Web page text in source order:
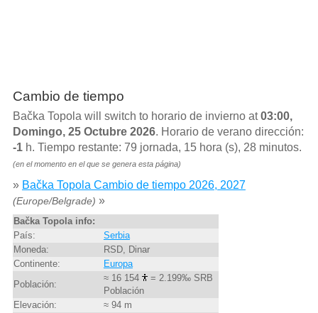
Cambio de tiempo
Bačka Topola will switch to horario de invierno at03:00,
Domingo, 25 Octubre 2026. Horario de verano dirección:
-1h. Tiempo restante: 79 jornada, 15 hora (s), 28 minutos.
(en el momento en el que se genera esta página)
» Bačka Topola Cambio de tiempo 2026, 2027
(Europe/Belgrade) »
Bačka Topola info:
País:
Serbia
Moneda:
RSD, Dinar
Continente:
Europa
Población:
≈ 16 154
= 2.199‰ SRB
Población
Elevación:
≈ 94 m